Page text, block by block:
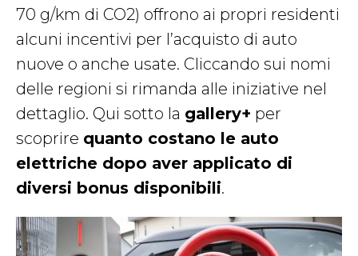
70 g/km di CO2) offrono ai propri residenti
alcuni incentivi per l’acquisto di auto
nuove o anche usate. Cliccando sui nomi
delle regioni si rimanda alle iniziative nel
dettaglio. Qui sotto la gallery+ per
scoprire quanto costano le auto
elettriche dopo aver applicato di
diversi bonus disponibili.